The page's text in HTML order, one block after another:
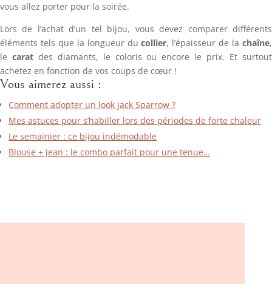
vous allez porter pour la soirée.
Lors de l’achat d’un tel bijou, vous devez comparer différents
éléments tels que la longueur ducollier, l’épaisseur de lachaîne,
le carat des diamants, le coloris ou encore le prix. Et surtout
achetez en fonction de vos coups de cœur !
Vous aimerez aussi :
Comment adopter un look Jack Sparrow ?
Mes astuces pour s’habiller lors des périodes de forte chaleur
Le semainier : ce bijou indémodable
Blouse + jean : le combo parfait pour une tenue…